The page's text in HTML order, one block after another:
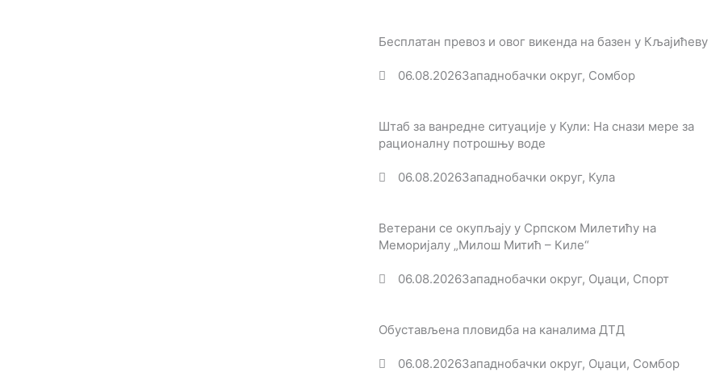
Бесплатан превоз и овог викенда на базен у Кљајићеву
06.08.2026Западнобачки округ, Сомбор
Штаб за ванредне ситуације у Кули: На снази мере за
рационалну потрошњу воде
06.08.2026Западнобачки округ, Кула
Ветерани се окупљају у Српском Милетићу на
Меморијалу „Милош Митић – Киле“
06.08.2026Западнобачки округ, Оџаци, Спорт
Обустављена пловидба на каналима ДТД
06.08.2026Западнобачки округ, Оџаци, Сомбор